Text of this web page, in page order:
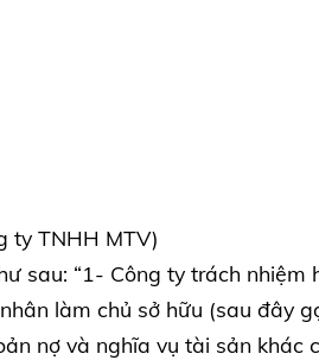
ty TNHH MTV)
sau: “1- Công ty trách nhiệm
làm chủ sở hữu (sau đây
nợ và nghĩa vụ tài sản khác